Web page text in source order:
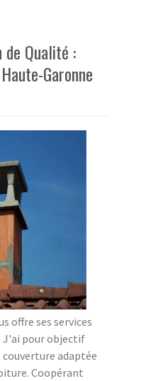
de Qualité :
Garonne
offre ses services
J'ai pour objectif
adaptée
Coopérant